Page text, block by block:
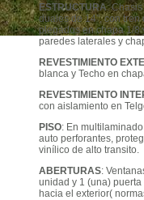
ESTRUCTURA:
duales de 14”, con
plegados en chapa 1/8
paredes laterales y
REVESTIMIENTO
blanca y Techo en
REVESTIMIENTO
con aislamiento en
PISO: En
auto perforantes,
vinílico de alto transito.
ABERTURAS:
unidad y 1 (una)
hacia el exterior(